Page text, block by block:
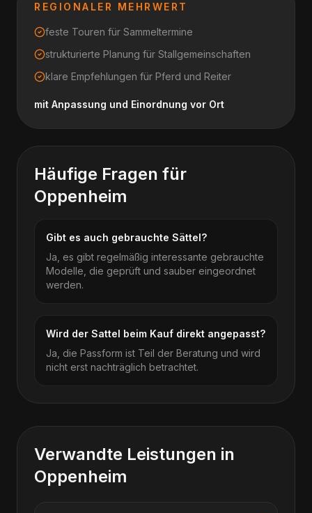
REGIONALER MEHRWERT
feste Touren für Sammeltermine
strukturierte Planung für Stallgemeinschaften
klare Empfehlungen für Pferd und Reiter
mit Anpassung und Einordnung vor Ort
Häufige Fragen für
Oppenheim
Gibt es auch gebrauchte Sättel?
Ja, es gibt regelmäßig interessante gebrauchte
Modelle, die geprüft und sauber eingeordnet
werden.
Wird der Sattel beim Kauf direkt angepasst?
Ja, die Passform ist Teil der Beratung und wird
nicht erst nachträglich betrachtet.
Verwandte Leistungen in
Oppenheim